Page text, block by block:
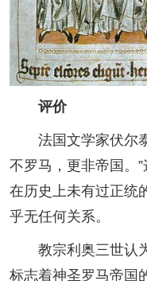
评价
法国文学家伏尔泰
不罗马，更非帝国。
在历史上未有过正统
乎无任何关系。
教宗利奥三世认为
标志着神圣罗马帝国